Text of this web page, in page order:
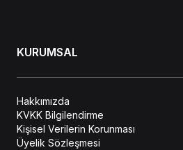
KURUMSAL
Hakkımızda
KVKK Bilgilendirme
Kişisel Verilerin Korunması
Üyelik Sözleşmesi